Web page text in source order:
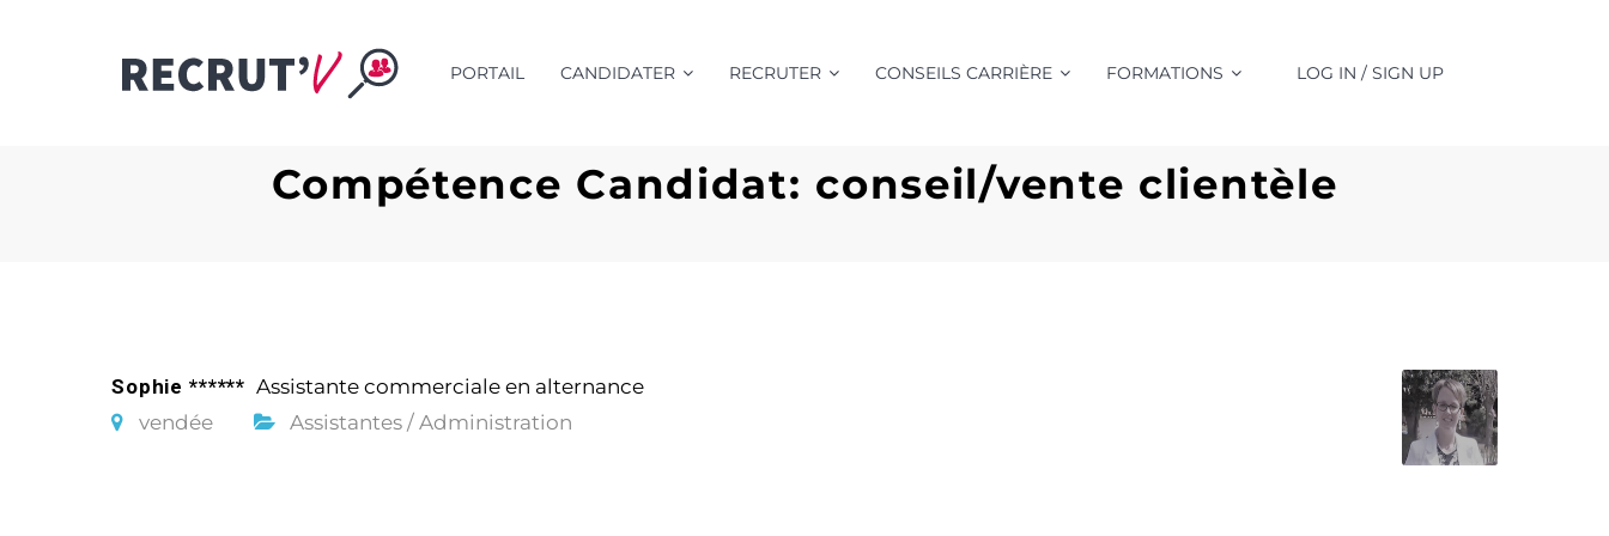
PORTAIL CANDIDATER RECRUTER CONSEILS CARRIÈRE FORMATIONS LOG IN / SIGN UP
Compétence Candidat: conseil/vente clientèle
Sophie ****** Assistante commerciale en alternance
vendée
Assistantes / Administration